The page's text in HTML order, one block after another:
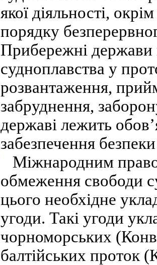
якої діяльності,
порядку
Прибережні держави
судноплавства у
розвантаження,
забруднення,
державі лежить
забезпечення
Міжнародним
обмеження свободи
цього необхідне
угоди. Такі угоди
чорноморських
балтійських проток